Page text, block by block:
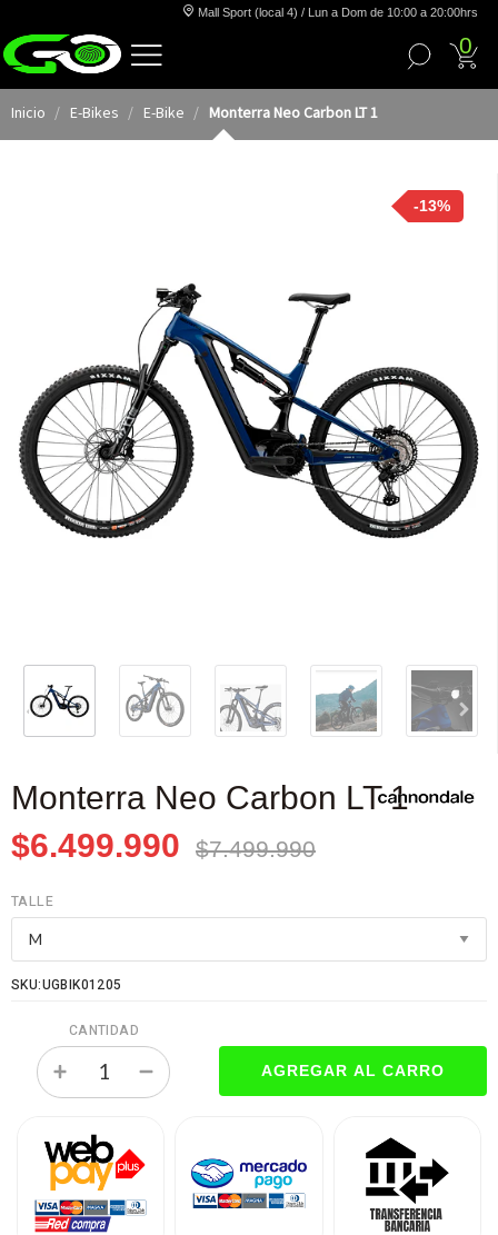
Mall Sport (local 4) / Lun a Dom de 10:00 a 20:00hrs
0
Inicio E-Bikes E-Bike Monterra Neo Carbon LT 1
-13%
Monterra Neo Carbon LT 1
$6.499.990
$7.499.990
TALLE
SKU:UGBIK01205
CANTIDAD